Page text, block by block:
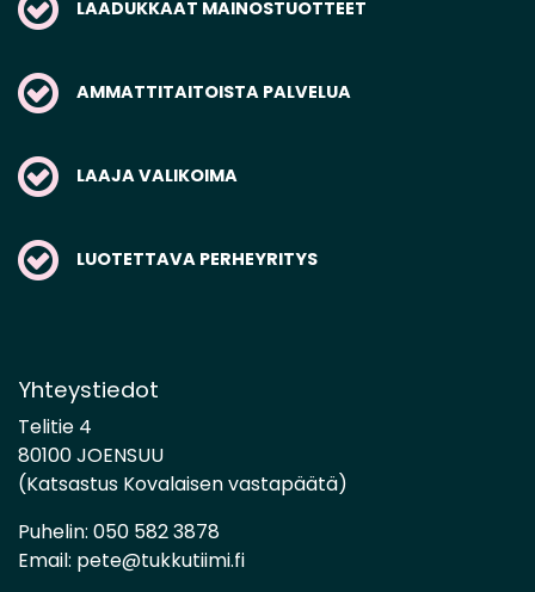
LAADUKKAAT MAINOSTUOTTEET
AMMATTITAITOISTA PALVELUA
LAAJA VALIKOIMA
LUOTETTAVA PERHEYRITYS
Yhteystiedot
Telitie 4
80100 JOENSUU
(Katsastus Kovalaisen vastapäätä)
Puhelin: 050 582 3878
Email: pete@tukkutiimi.fi